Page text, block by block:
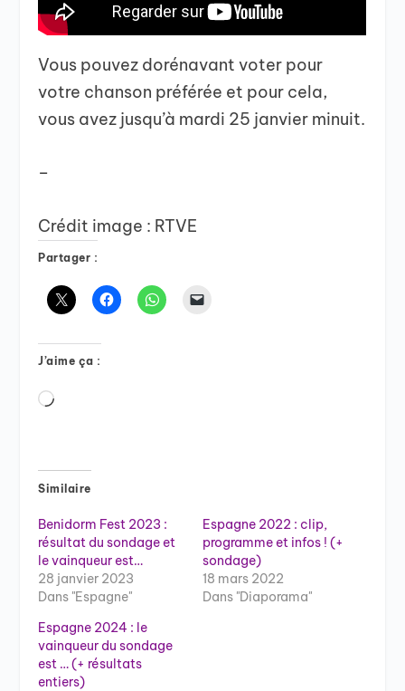
Vous pouvez dorénavant voter pour
votre chanson préférée et pour cela,
vous avez jusqu’à mardi 25 janvier minuit.
–
Crédit image : RTVE
Partager :
J’aime ça :
Chargement…
Similaire
Benidorm Fest 2023 :
résultat du sondage et
le vainqueur est…
28 janvier 2023
Dans "Espagne"
Espagne 2022 : clip,
programme et infos ! (+
sondage)
18 mars 2022
Dans "Diaporama"
Espagne 2024 : le
vainqueur du sondage
est … (+ résultats
entiers)